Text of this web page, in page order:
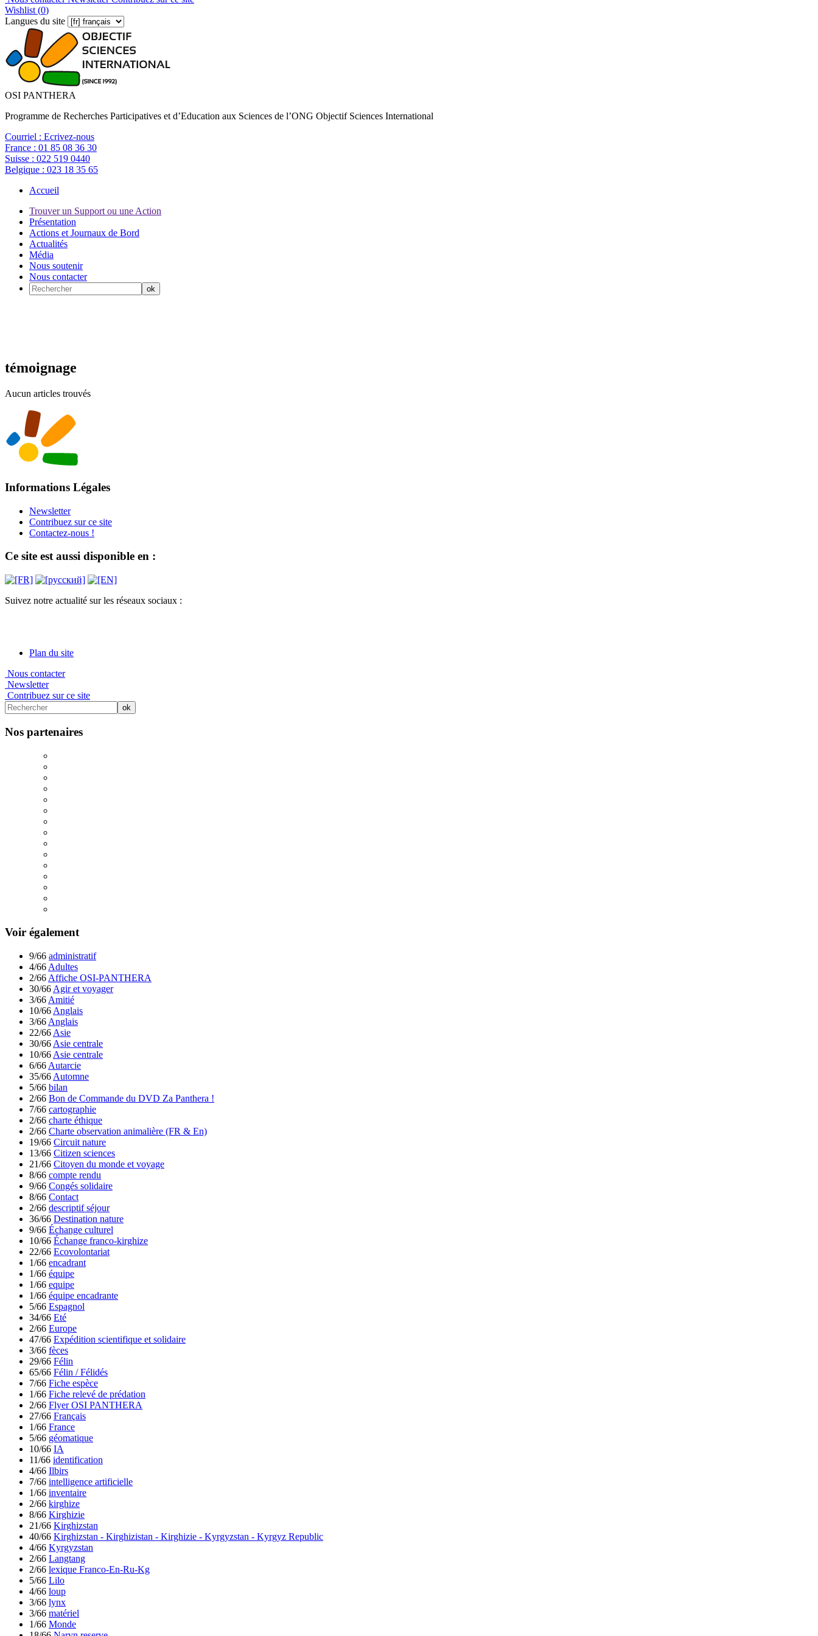
Wishlist (0)
Langues du site
OSI PANTHERA
Programme de Recherches Participatives et d’Education aux Sciences de l’ONG Objectif Sciences International
Courriel : Ecrivez-nous
France : 01 85 08 36 30
Suisse : 022 519 0440
Belgique : 023 18 35 65
Accueil
Trouver un Support ou une Action
Présentation
Actions et Journaux de Bord
Actualités
Média
Nous soutenir
Nous contacter
témoignage
Aucun articles trouvés
Informations Légales
Newsletter
Contribuez sur ce site
Contactez-nous !
Ce site est aussi disponible en :
Suivez notre actualité sur les réseaux sociaux :
Plan du site
Nous contacter
Newsletter
Contribuez sur ce site
Nos partenaires
Voir également
9/66 administratif
4/66 Adultes
2/66 Affiche OSI-PANTHERA
30/66 Agir et voyager
3/66 Amitié
10/66 Anglais
3/66 Anglais
22/66 Asie
30/66 Asie centrale
10/66 Asie centrale
6/66 Autarcie
35/66 Automne
5/66 bilan
2/66 Bon de Commande du DVD Za Panthera !
7/66 cartographie
2/66 charte éthique
2/66 Charte observation animalière (FR & En)
19/66 Circuit nature
13/66 Citizen sciences
21/66 Citoyen du monde et voyage
8/66 compte rendu
9/66 Congés solidaire
8/66 Contact
2/66 descriptif séjour
36/66 Destination nature
9/66 Échange culturel
10/66 Échange franco-kirghize
22/66 Ecovolontariat
1/66 encadrant
1/66 équipe
1/66 equipe
1/66 équipe encadrante
5/66 Espagnol
34/66 Eté
2/66 Europe
47/66 Expédition scientifique et solidaire
3/66 fèces
29/66 Félin
65/66 Félin / Félidés
7/66 Fiche espèce
1/66 Fiche relevé de prédation
2/66 Flyer OSI PANTHERA
27/66 Français
1/66 France
5/66 géomatique
10/66 IA
11/66 identification
4/66 Ilbirs
7/66 intelligence artificielle
1/66 inventaire
2/66 kirghize
8/66 Kirghizie
21/66 Kirghizstan
40/66 Kirghizstan - Kirghizistan - Kirghizie - Kyrgyzstan - Kyrgyz Republic
4/66 Kyrgyzstan
2/66 Langtang
2/66 lexique Franco-En-Ru-Kg
5/66 Lilo
4/66 loup
3/66 lynx
3/66 matériel
1/66 Monde